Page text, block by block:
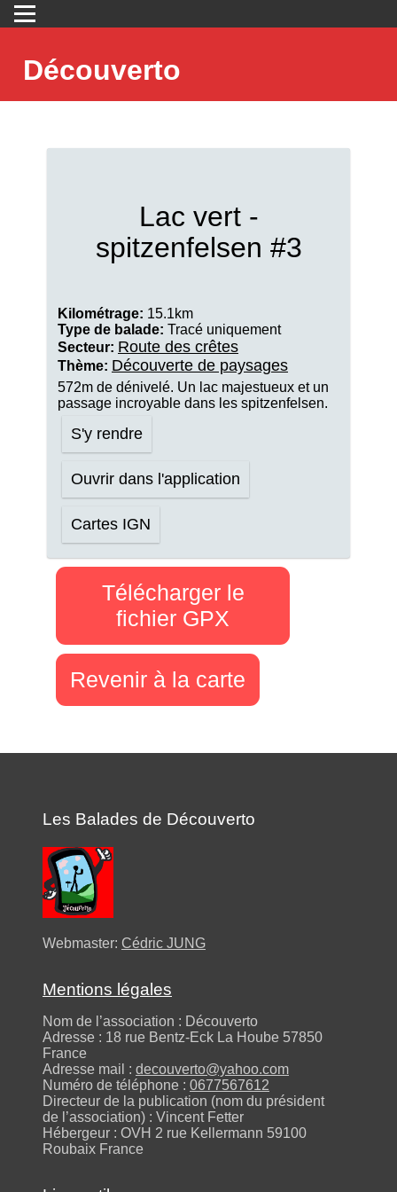
Découverto
Lac vert -
spitzenfelsen #3
Kilométrage: 15.1km
Type de balade: Tracé uniquement
Secteur: Route des crêtes
Thème: Découverte de paysages
572m de dénivelé. Un lac majestueux et un
passage incroyable dans les spitzenfelsen.
S'y rendre
Ouvrir dans l'application
Cartes IGN
Télécharger le
fichier GPX
Revenir à la carte
Les Balades de Découverto
Webmaster: Cédric JUNG
Mentions légales
Nom de l’association : Découverto
Adresse : 18 rue Bentz-Eck La Hoube 57850
France
Adresse mail : decouverto@yahoo.com
Numéro de téléphone : 0677567612
Directeur de la publication (nom du président
de l’association) : Vincent Fetter
Hébergeur : OVH 2 rue Kellermann 59100
Roubaix France